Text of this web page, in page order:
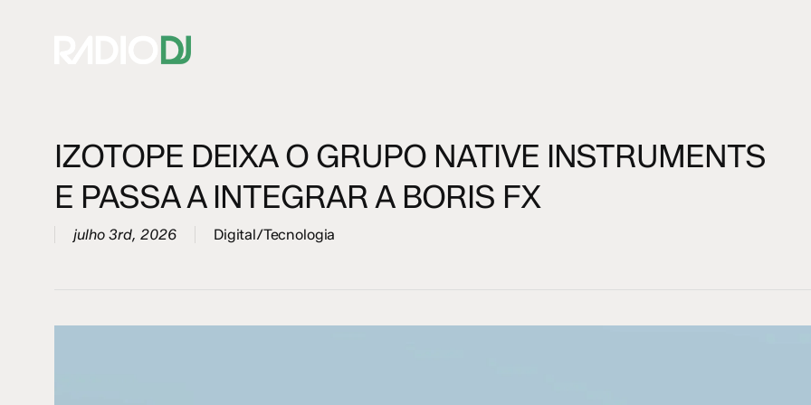
Hit enter to search or ESC to close
IZOTOPE DEIXA O GRUPO NATIVE INSTRUMENTS
E PASSA A INTEGRAR A BORIS FX
julho 3rd, 2026 Digital/Tecnologia